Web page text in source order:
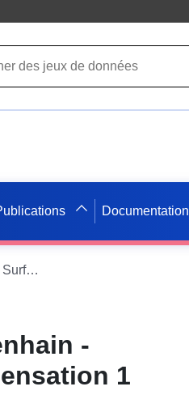
Documentation
Plans d'urbanisme Commune de Grebenhain - "Crainfelder Straße" - Surface de compensation 1
-
1